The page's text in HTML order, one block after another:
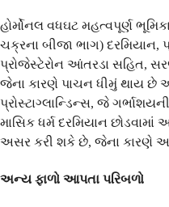
હોર્મોનલ વધઘટ મહત્વપૂર્ણ
ચક્રના બીજા ભાગ) દરમિયાન,
પ્રોજેસ્ટેરોન આંતરડા સહિત,
જેના કારણે પાચન ધીમું થાય છે
પ્રોસ્ટાગ્લાન્ડિન્સ, જે
માસિક ધર્મ દરમિયાન
અસર કરી શકે છે, જેના કારણે
અન્ય ફાળો આપતા પરિબળો